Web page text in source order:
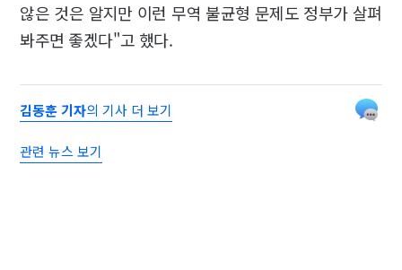
않은 것은 알지만 이런 무역 불균형 문제도 정부가 살펴
봐주면 좋겠다"고 했다.
김동훈 기자의 기사 더 보기
관련 뉴스 보기